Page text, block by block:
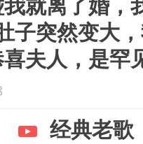
就离了婚，
子突然变大
夫人，是罕
经典老歌